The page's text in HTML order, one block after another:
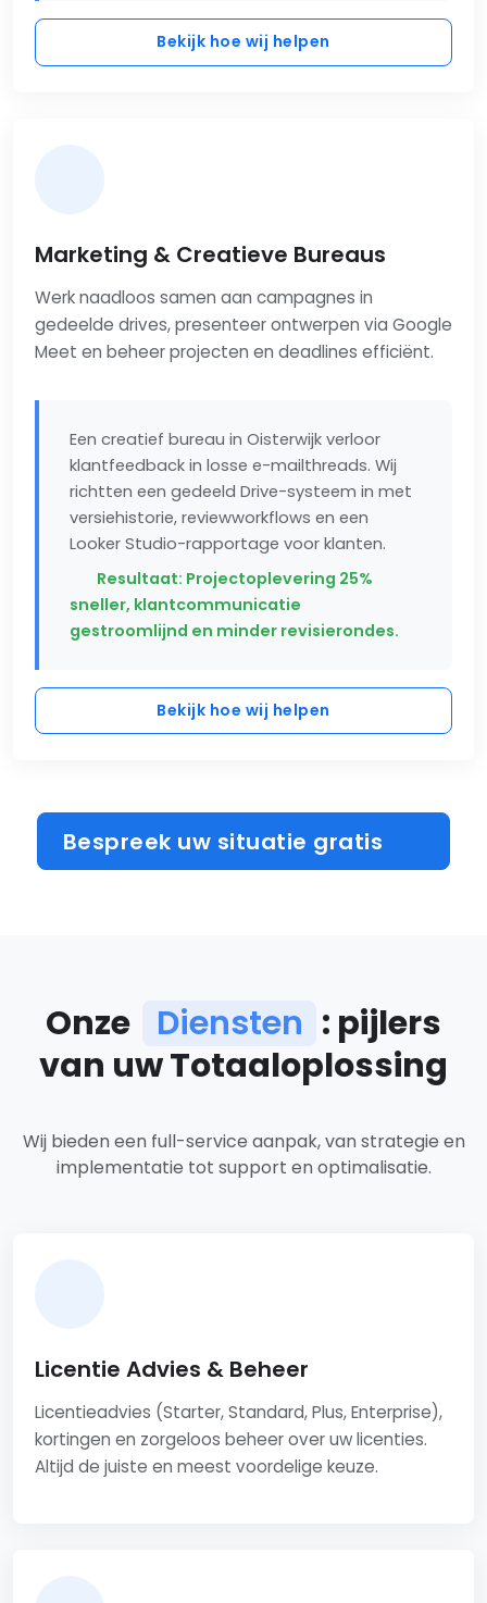
Bekijk hoe wij helpen
Marketing & Creatieve Bureaus
Werk naadloos samen aan campagnes in
gedeelde drives, presenteer ontwerpen via Google
Meet en beheer projecten en deadlines efficiënt.
Een creatief bureau in Oisterwijk verloor
klantfeedback in losse e-mailthreads. Wij
richtten een gedeeld Drive-systeem in met
versiehistorie, reviewworkflows en een
Looker Studio-rapportage voor klanten.
Resultaat: Projectoplevering 25%
sneller, klantcommunicatie
gestroomlijnd en minder revisierondes.
Bekijk hoe wij helpen
Bespreek uw situatie gratis
Onze Diensten : pijlers
van uw Totaaloplossing
Ons dienstenaanbod
Wij bieden een full-service aanpak, van strategie en
implementatie tot support en optimalisatie.
Licentie Advies & Beheer
Licentieadvies (Starter, Standard, Plus, Enterprise),
kortingen en zorgeloos beheer over uw licenties.
Altijd de juiste en meest voordelige keuze.